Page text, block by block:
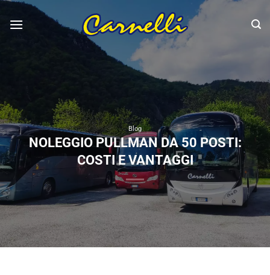
Salta
Blog
NOLEGGIO PULLMAN DA 50 POSTI:
COSTI E VANTAGGI